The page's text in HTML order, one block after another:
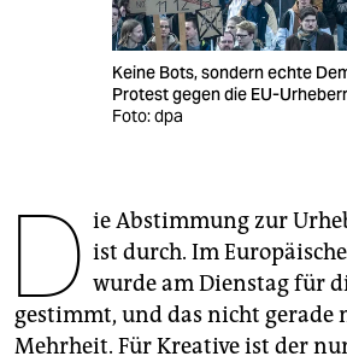
veranstaltungen
genossenschaft
epaper login
Keine Bots, sondern echte
Protest gegen die EU-
Foto: dpa
D ie Abstimmung zur
ist durch. Im
wurde am Dienstag für
gestimmt, und das nicht gerade
Mehrheit. Für Kreative ist der